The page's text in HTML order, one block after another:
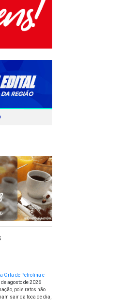
Orla de Petrolina e
de agosto de 2026
pois ratos não
sair da toca de dia,